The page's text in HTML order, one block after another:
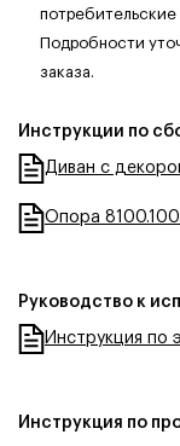
потребительские
Подробности
заказа.
Инструкции по
Диван с
Опора
Руководство к
Инструкция по
Инструкция по